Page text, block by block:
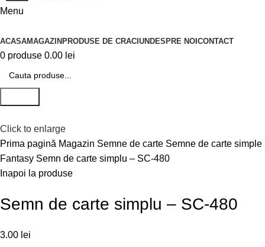
Menu
ACASAMAGAZINPRODUSE DE CRACIUNDESPRE NOICONTACT
0 produse 0.00 lei
Click to enlarge
Prima pagină Magazin Semne de carte Semne de carte simple
Fantasy Semn de carte simplu – SC-480
Inapoi la produse
Semn de carte simplu – SC-480
3.00 lei